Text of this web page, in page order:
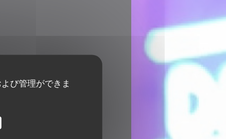
び管理ができま